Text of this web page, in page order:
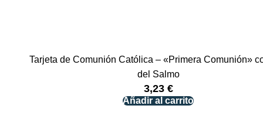
Tarjeta de Comunión Católica – «Primera Comunión»
del Salmo
3,23 €
Añadir al carrito